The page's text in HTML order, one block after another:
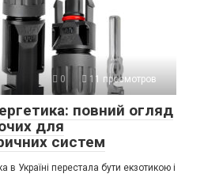
0 11 просмотров
повний огляд
для
систем
в Україні перестала бути екзотикою і